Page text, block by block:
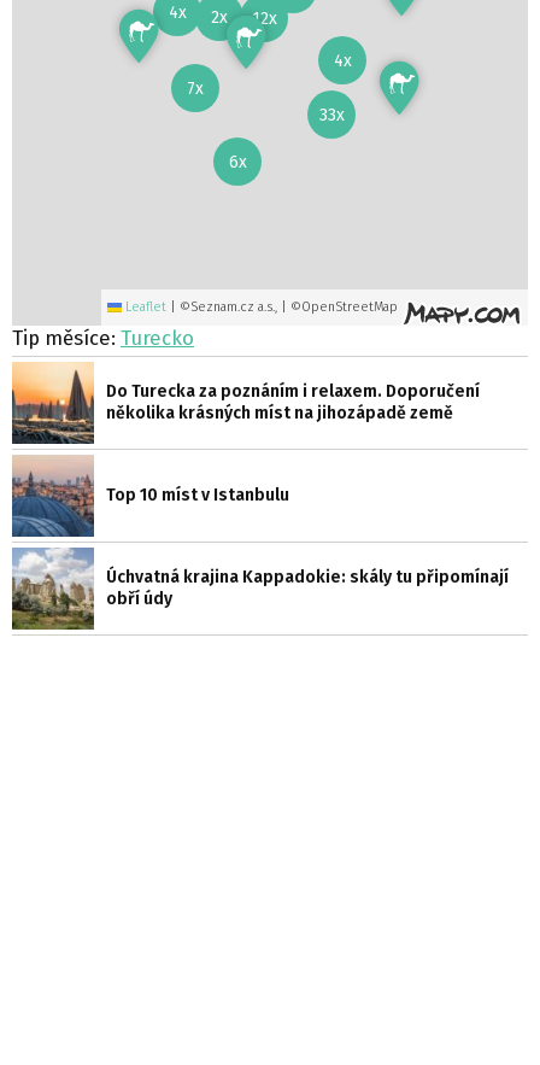
2x
4x
7x
12x
4x
6x
33x
Leaflet ©Seznam.cz a.s., | ©OpenStreetMap
Tip měsíce: Turecko
Do Turecka za poznáním i relaxem. Doporučení
několika krásných míst na jihozápadě země
Top 10 míst v Istanbulu
Úchvatná krajina Kappadokie: skály tu připomínají
obří údy